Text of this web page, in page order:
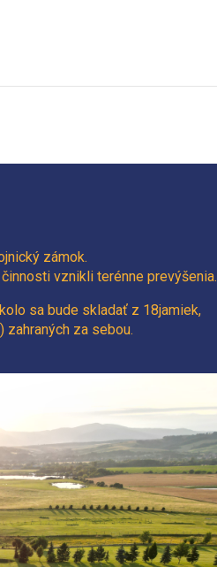
zámok.
vznikli terénne prevýšenia.
sa bude skladať z 18jamiek,
zahraných za sebou.